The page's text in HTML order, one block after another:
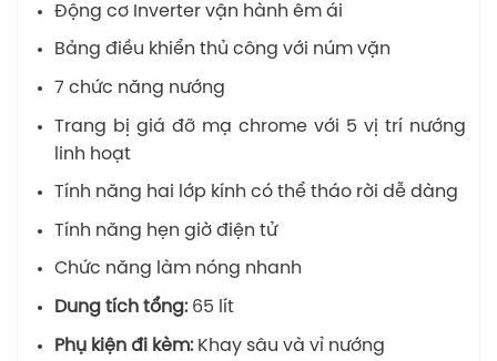
Động cơ Inverter vận hành êm ái
Bảng điều khiển thủ công với núm vặn
7 chức năng nướng
Trang bị giá đỡ mạ chrome với 5 vị trí nướng
linh hoạt
Tính năng hai lớp kính có thể tháo rời dễ dàng
Tính năng hẹn giờ điện tử
Chức năng làm nóng nhanh
Dung tích tổng:65 lít
Phụ kiện đi kèm:Khay sâu và vỉ nướng